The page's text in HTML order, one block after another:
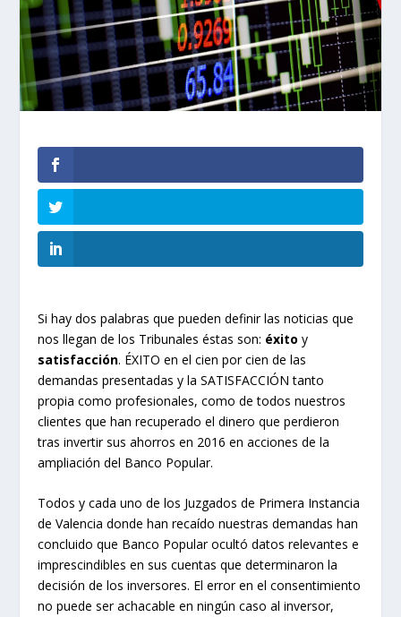
Si hay dos palabras que pueden definir las noticias que
nos llegan de los Tribunales éstas son: éxito y
satisfacción. ÉXITO en el cien por cien de las
demandas presentadas y la SATISFACCIÓN tanto
propia como profesionales, como de todos nuestros
clientes que han recuperado el dinero que perdieron
tras invertir sus ahorros en 2016 en acciones de la
ampliación del Banco Popular.
Todos y cada uno de los Juzgados de Primera Instancia
de Valencia donde han recaído nuestras demandas han
concluido que Banco Popular ocultó datos relevantes e
imprescindibles en sus cuentas que determinaron la
decisión de los inversores. El error en el consentimiento
no puede ser achacable en ningún caso al inversor,